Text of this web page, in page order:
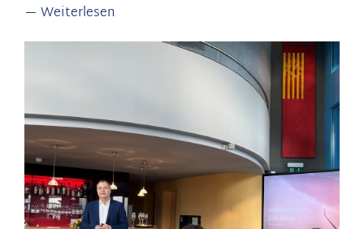
Weiterlesen
Zu
Hafen